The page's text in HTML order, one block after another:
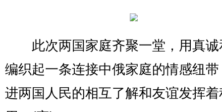
此次两国家庭齐聚一堂，用真诚
编织起一条连接中俄家庭的情感纽
进两国人民的相互了解和友谊发挥